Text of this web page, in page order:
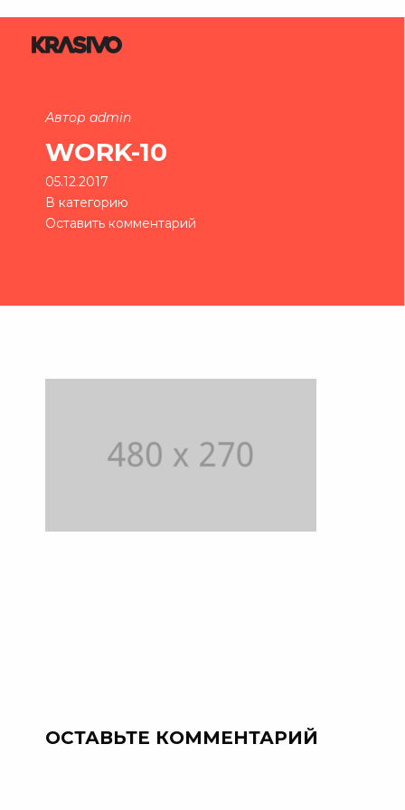
Автор admin
WORK-10
05.12.2017
В категорию
Оставить комментарий
ОСТАВЬТЕ КОММЕНТАРИЙ